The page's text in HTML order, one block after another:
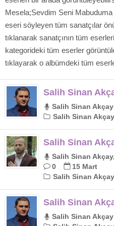
Mesela;Sevdim Seni Mabuduma
eseri söyleyen tüm sanatçılar
tıklanarak sanatçının tüm
kategorideki tüm eserler
tıklayarak o albümdeki tüm
Salih Sinan
Salih Sinan Akçay
Salih Sinan Akçay
Salih Sinan
Salih Sinan
0
15 Mart
Salih Sinan
Salih Sinan
Salih Sinan Akçay